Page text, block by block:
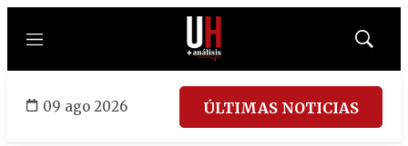
Menú
Mostrar
09 ago 2026 ÚLTIMAS NOTICIAS